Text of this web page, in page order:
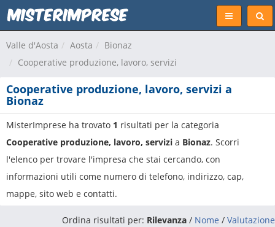
Valle d'Aosta Aosta
Bionaz
Cooperative produzione, lavoro, servizi
Cooperative produzione, lavoro, servizi a
Bionaz
MisterImprese ha trovato 1 risultati per la categoria
Cooperative produzione, lavoro, servizi a Bionaz. Scorri
l'elenco per trovare l'impresa che stai cercando, con
informazioni utili come numero di telefono, indirizzo, cap,
mappe, sito web e contatti.
Ordina risultati per: Rilevanza / Nome / Valutazione